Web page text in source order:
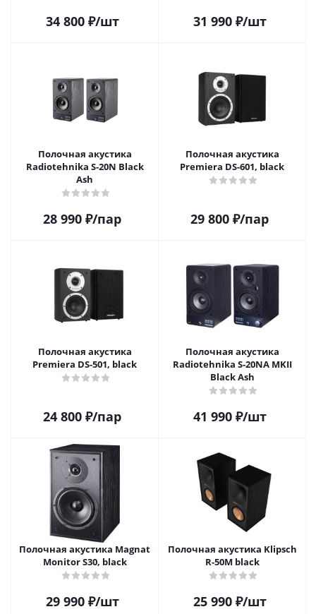
34 800₽/шт 31 990₽/шт
Полочная акустика
Radiotehnika S-20N Black
Ash
28 990 ₽/пар
Полочная акустика
Premiera DS-601, black
29 800 ₽/пар
Полочная акустика
Premiera DS-501, black
24 800 ₽/пар
Полочная акустика
Radiotehnika S-20NA MKII
Black Ash
41 990₽/шт
Полочная акустика Magnat
Monitor S30, black
29 990₽/шт
Полочная акустика Klipsch
R-50M black
25 990₽/шт